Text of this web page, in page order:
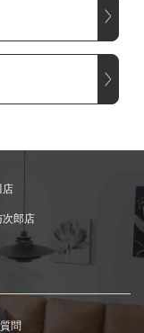
店
次郎店
問